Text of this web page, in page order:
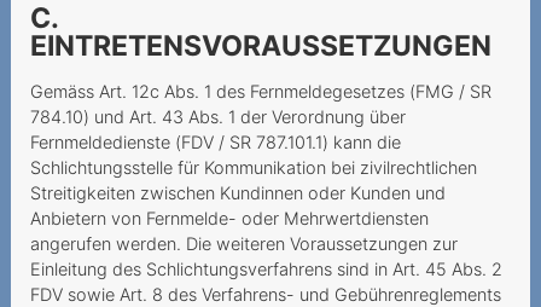
C.
EINTRETENSVORAUSSETZUNGEN
Gemäss Art. 12c Abs. 1 des Fernmeldegesetzes (FMG / SR
784.10) und Art. 43 Abs. 1 der Verordnung über
Fernmeldedienste (FDV / SR 787.101.1) kann die
Schlichtungsstelle für Kommunikation bei zivilrechtlichen
Streitigkeiten zwischen Kundinnen oder Kunden und
Anbietern von Fernmelde- oder Mehrwertdiensten
angerufen werden. Die weiteren Voraussetzungen zur
Einleitung des Schlichtungsverfahrens sind in Art. 45 Abs. 2
FDV sowie Art. 8 des Verfahrens- und Gebührenreglements
Unerwünschte
Keine
Mindestvertragsdauer, aber
Rabatt während 24
Monaten
Verantwortung bei
Phishing-Attacken